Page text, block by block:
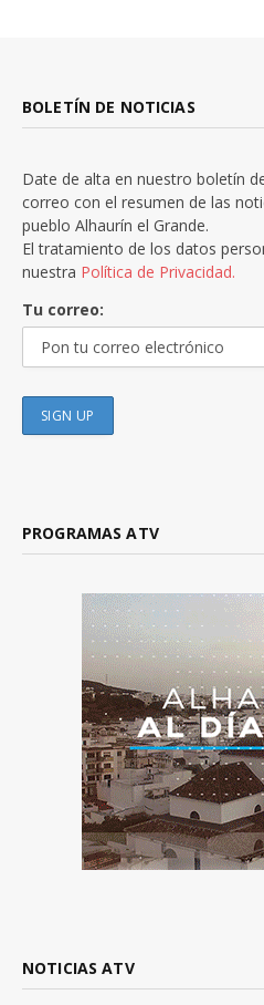
BOLETÍN DE NOTICIAS
Date de alta en nuestro boletín
correo con el resumen de las
pueblo Alhaurín el Grande.
El tratamiento de los datos
nuestra Política de Privacidad.
Tu correo:
PROGRAMAS ATV
NOTICIAS ATV